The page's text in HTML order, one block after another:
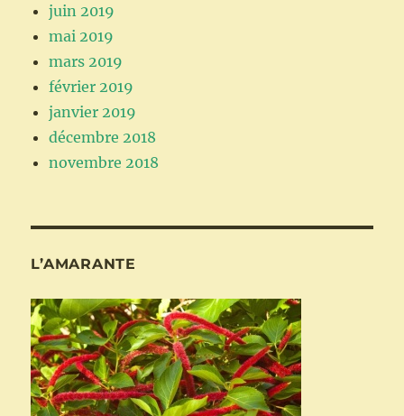
juin 2019
mai 2019
mars 2019
février 2019
janvier 2019
décembre 2018
novembre 2018
L’AMARANTE